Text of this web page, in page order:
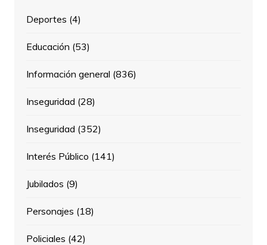
Deportes (4)
Educación (53)
Información general (836)
Inseguridad (28)
Inseguridad (352)
Interés Público (141)
Jubilados (9)
Personajes (18)
Policiales (42)